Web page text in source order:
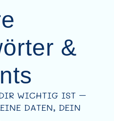
&
WICHTIG IST –
DATEN, DEIN